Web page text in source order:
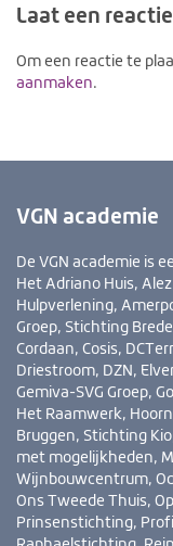
Laat een
Om een reactie te
aanmaken.
VGN academie
De VGN academie is
Het Adriano Huis,
Hulpverlening,
Groep, Stichting
Cordaan, Cosis,
Driestroom, DZN,
Gemiva-SVG Groep,
Het Raamwerk,
Bruggen, Stichting
met mogelijkheden,
Wijnbouwcentrum,
Ons Tweede Thuis,
Prinsenstichting,